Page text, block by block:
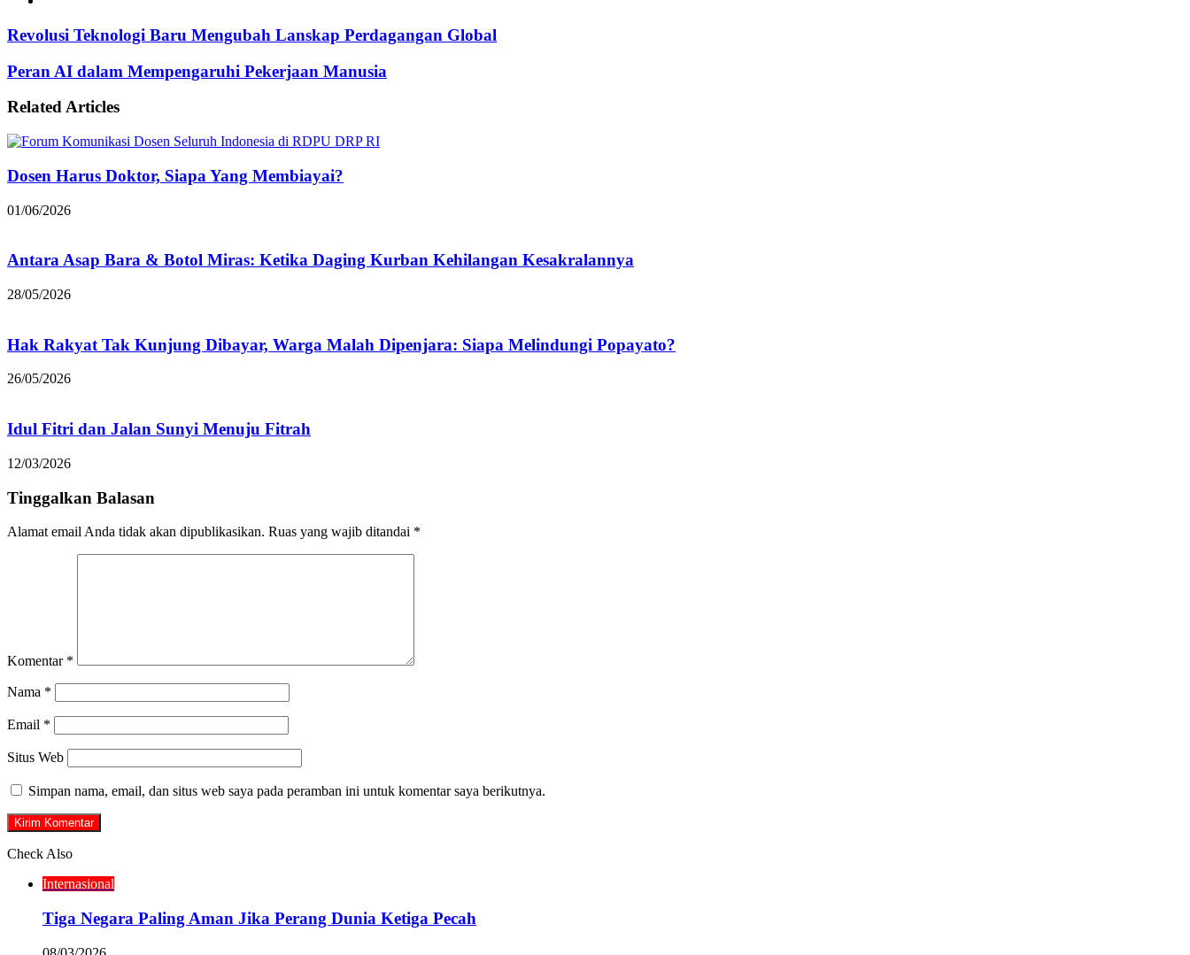
Revolusi Teknologi Baru Mengubah Lanskap Perdagangan Global
Peran AI dalam Mempengaruhi Pekerjaan Manusia
Related Articles
Dosen Harus Doktor, Siapa Yang Membiayai?
01/06/2026
Antara Asap Bara & Botol Miras: Ketika Daging Kurban Kehilangan Kesakralannya
28/05/2026
Hak Rakyat Tak Kunjung Dibayar, Warga Malah Dipenjara: Siapa Melindungi Popayato?
26/05/2026
Idul Fitri dan Jalan Sunyi Menuju Fitrah
12/03/2026
Tinggalkan Balasan
Alamat email Anda tidak akan dipublikasikan. Ruas yang wajib ditandai *
Komentar *
Nama *
Email *
Situs Web
Simpan nama, email, dan situs web saya pada peramban ini untuk komentar saya berikutnya.
Check Also
Internasional
Tiga Negara Paling Aman Jika Perang Dunia Ketiga Pecah